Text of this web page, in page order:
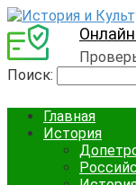
Поиск:
Главная
История